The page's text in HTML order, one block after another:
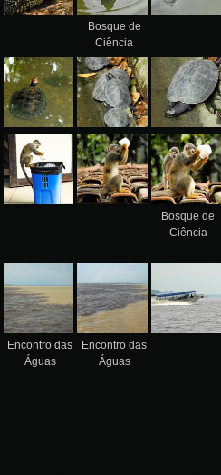
Bosque de
Ciência
Bosque de
Ciência
Encontro das
Águas
Encontro das
Águas